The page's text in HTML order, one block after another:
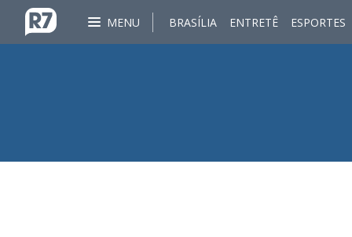
MENU BRASÍLIA ENTRETÊ ESPORTES